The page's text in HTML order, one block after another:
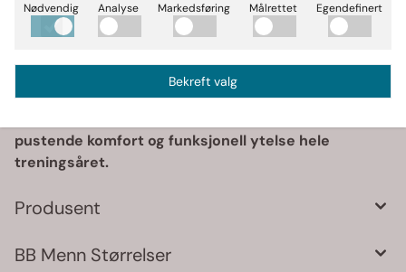
Holder deg tørr og komfortabel selv i varme
omgivelser
Stilrent design med funksjonelle detaljer og
motiverende budskap
pustende komfort og funksjonell ytelse hele
treningsåret.
Produsent
BB Menn Størrelser
Nødvendig Analyse Markedsføring Målrettet Egendefinert
Bekreft valg